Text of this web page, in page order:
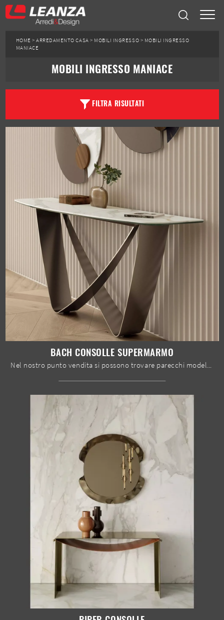
HOME >ARREDAMENTO CASA > MOBILI INGRESSO > MOBILI INGRESSO
MANIACE
MOBILI INGRESSO MANIACE
FILTRA RISULTATI
BACH CONSOLLE SUPERMARMO
Nel nostro punto vendita si possono trovare parecchi modelli di Mobili ingresso Bontempi in gres, in modo che ciascuno possa fare il miglior acquisto.